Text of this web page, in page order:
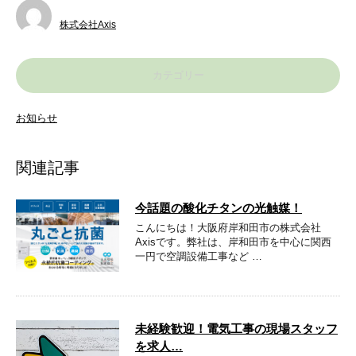
株式会社Axis
お知らせ
関連記事
今話題の酸化チタンの光触媒！
こんにちは！大阪府岸和田市の株式会社
Axisです。弊社は、岸和田市を中心に関西
一円で空調設備工事など …
未経験歓迎！電気工事の現場スタッフ
を求人…